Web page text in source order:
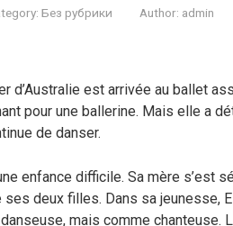
Без рубрики Author: admin
d’Australie est arrivée au ballet
pour une ballerine. Mais elle a
de danser.
enfance difficile. Sa mère s’est
deux filles. Dans sa jeunesse,
mais comme chanteuse.